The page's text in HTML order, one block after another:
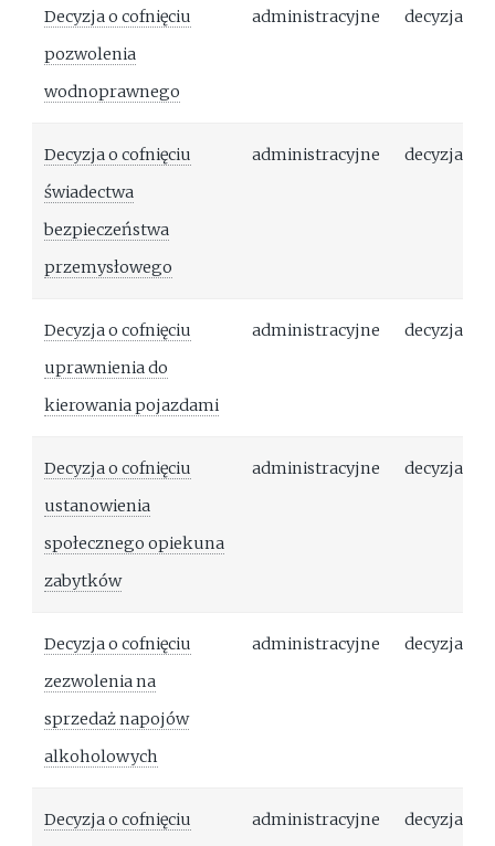
Decyzja o cofnięciu
pozwolenia
wodnoprawnego
administracyjne decyzja
Decyzja o cofnięciu
świadectwa
bezpieczeństwa
przemysłowego
administracyjne decyzja
Decyzja o cofnięciu
uprawnienia do
kierowania pojazdami
administracyjne decyzja
Decyzja o cofnięciu
ustanowienia
społecznego opiekuna
zabytków
administracyjne decyzja
Decyzja o cofnięciu
zezwolenia na
sprzedaż napojów
alkoholowych
administracyjne decyzja
Decyzja o cofnięciu
administracyjne decyzja